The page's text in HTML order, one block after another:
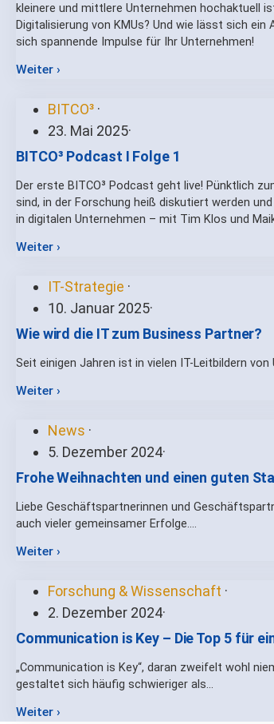
kleinere und mittlere Unternehmen hochaktuell
Digitalisierung von KMUs? Und wie lässt sich
sich spannende Impulse für Ihr Unternehmen!
Weiter ›
BITCO³ ·
23. Mai 2025·
BITCO³ Podcast I Folge 1
Der erste BITCO³ Podcast geht live! Pünktlich
sind, in der Forschung heiß diskutiert werden
in digitalen Unternehmen – mit Tim Klos und
Weiter ›
IT-Strategie ·
10. Januar 2025·
Wie wird die IT zum Business Partner?
Seit einigen Jahren ist in vielen IT-Leitbildern
Weiter ›
News ·
5. Dezember 2024·
Frohe Weihnachten und einen guten
Liebe Geschäftspartnerinnen und
auch vieler gemeinsamer Erfolge.…
Weiter ›
Forschung & Wissenschaft ·
2. Dezember 2024·
Communication is Key – Die Top 5 für
„Communication is Key“, daran zweifelt wohl
gestaltet sich häufig schwieriger als…
Weiter ›